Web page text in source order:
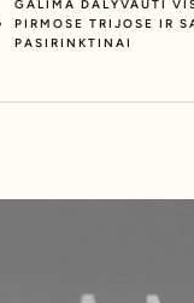
GALIMA DALYVAUTI
PIRMOSE TRIJOSE IR
PASIRINKTINAI